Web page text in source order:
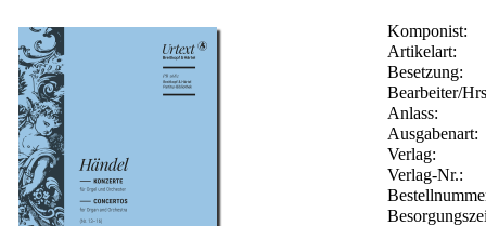
Komponist:
Artikelart:
Besetzung:
Bearbeiter/
Anlass:
Ausgabenart:
Verlag:
Verlag-Nr.: